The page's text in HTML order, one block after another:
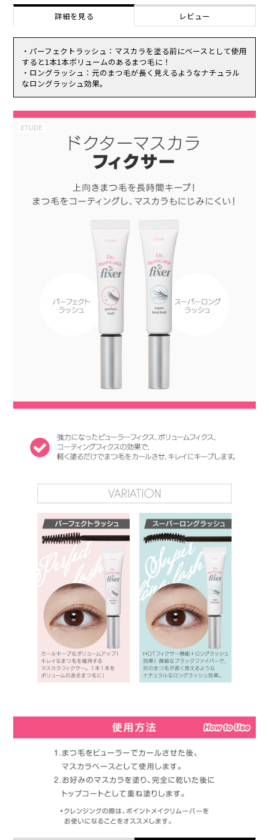
酸 酸化鉄 シリカ カーボンブラック 水 BG トリエトキシカプリリルシ
ラン ダイズ種子エキス ・パーフェクトラッシュ：イソドデカン （Ｖ
Ｐ／エイコセン）コポリマー シクロペンタシロキサン トリメチルシ
ロキシケイ酸 シリカ ジステアルジモニウムヘクトライト （アクリル
酸ブチル／アクリル酸ヒドロキシプロピルジメチコン）コポリマー
（エチレン／プロピレン）コポリマー 合成ワックス 炭酸プロピレン
ＢＧ 水 ダイズ種子エキス トリエトキシカプリリルシラン 酸化鉄
皮膚科専門医等にご相談されることをおすすめします。
（1）使用中、赤味、はれ、かゆみ、刺激等の異常があらわれた場
（2）使用したお肌に、直射日光があたって上記のような異常があら
われた場合。
傷やはれもの、湿疹等、異常のある部位にはお使いにならないでくだ
さい。
乳幼児の手の届く場所、直射日光の当たる場所、高温多湿または極度
に低温になる場所には置かないでください。
詳細を見る レビュー
・パーフェクトラッシュ：マスカラを塗る前にベースとして使用
すると1本1本ボリュームのあるまつ毛に！
・ロングラッシュ：元のまつ毛が長く見えるようなナチュラル
なロングラッシュ効果。